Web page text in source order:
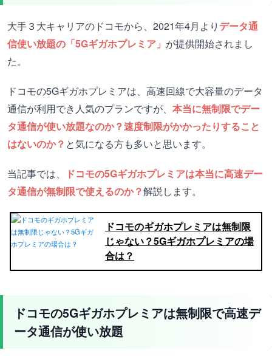
大手３大キャリアのドコモから、2021年4月より データ通
信使い放題の「5Gギガホプレミア」 が提供開始されまし
た。
ドコモの5Gギガホプレミアは、高速回線で大容量のデータ
通信が利用でき人気のプランですが、 本当に無制限でデー
タ通信が使い放題なのか？速度制限がかかったりすること
はないのか？ と気になる方も多いと思います。
当記事では、
ドコモの5Gギガホプレミアは本当に高速デー
タ通信が無制限で使えるのか？解説します。
ドコモのギガホプレミアは無制限
じゃない？5Gギガホプレミアの場
合は？
ドコモの5Gギガホプレミアは無制限で高速デ
ータ通信が使い放題